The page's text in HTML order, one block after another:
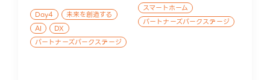
Day4
未来を創造する
AI
DX
パートナーズパークステージ
スマートホーム
パートナーズパークステージ